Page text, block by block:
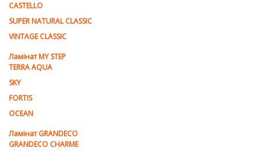
CASTELLO
SUPER NATURAL CLASSIC
VINTAGE CLASSIC
Ламінат MY STEP
TERRA AQUA
SKY
FORTIS
OCEAN
Ламінат GRANDECO
GRANDECO CHARME